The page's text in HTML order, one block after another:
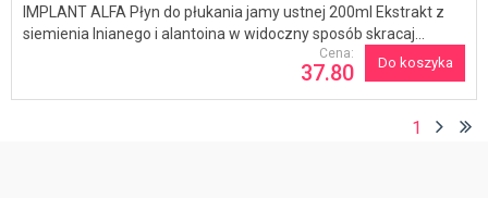
IMPLANT ALFA Płyn do płukania jamy ustnej 200ml Ekstrakt z
siemienia lnianego i alantoina w widoczny sposób skracaj...
Do koszyka
Cena:
37.80
1